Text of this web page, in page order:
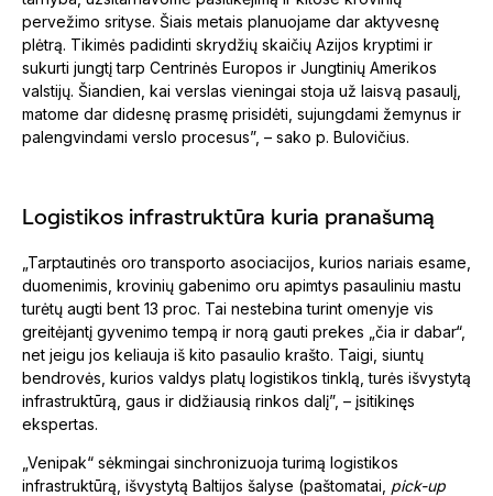
pervežimo srityse. Šiais metais planuojame dar aktyvesnę
plėtrą. Tikimės padidinti skrydžių skaičių Azijos kryptimi ir
sukurti jungtį tarp Centrinės Europos ir Jungtinių Amerikos
valstijų. Šiandien, kai verslas vieningai stoja už laisvą pasaulį,
matome dar didesnę prasmę prisidėti, sujungdami žemynus ir
palengvindami verslo procesus”, – sako p. Bulovičius.
Logistikos infrastruktūra kuria pranašumą
„Tarptautinės oro transporto asociacijos, kurios nariais esame,
duomenimis, krovinių gabenimo oru apimtys pasauliniu mastu
turėtų augti bent 13 proc. Tai nestebina turint omenyje vis
greitėjantį gyvenimo tempą ir norą gauti prekes „čia ir dabar“,
net jeigu jos keliauja iš kito pasaulio krašto. Taigi, siuntų
bendrovės, kurios valdys platų logistikos tinklą, turės išvystytą
infrastruktūrą, gaus ir didžiausią rinkos dalį”, – įsitikinęs
ekspertas.
„Venipak“ sėkmingai sinchronizuoja turimą logistikos
infrastruktūrą, išvystytą Baltijos šalyse (paštomatai, pick-up